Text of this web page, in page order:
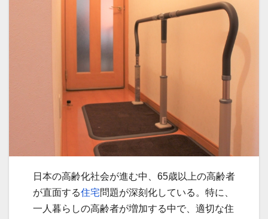
日本の高齢化社会が進む中、65歳以上の高齢者
が直面する住宅問題が深刻化している。特に、
一人暮らしの高齢者が増加する中で、適切な住